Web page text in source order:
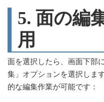
5. 面の編
用
面を選択したら、画面下部
集」オプションを選択しま
的な編集作業が可能です：